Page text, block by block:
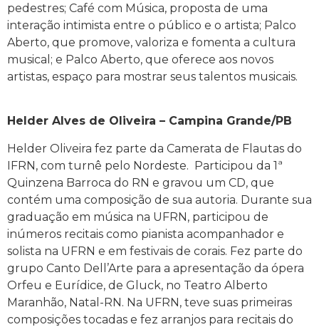
pedestres; Café com Música, proposta de uma
interação intimista entre o público e o artista; Palco
Aberto, que promove, valoriza e fomenta a cultura
musical; e Palco Aberto, que oferece aos novos
artistas, espaço para mostrar seus talentos musicais.
Helder Alves de Oliveira – Campina Grande/PB
Helder Oliveira fez parte da Camerata de Flautas do
IFRN, com turnê pelo Nordeste. Participou da 1ª
Quinzena Barroca do RN e gravou um CD, que
contém uma composição de sua autoria. Durante sua
graduação em música na UFRN, participou de
inúmeros recitais como pianista acompanhador e
solista na UFRN e em festivais de corais. Fez parte do
grupo Canto Dell’Arte para a apresentação da ópera
Orfeu e Eurídice, de Gluck, no Teatro Alberto
Maranhão, Natal-RN. Na UFRN, teve suas primeiras
composições tocadas e fez arranjos para recitais do